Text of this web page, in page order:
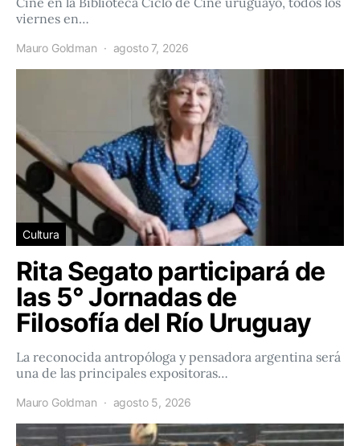
viernes en…
Mauro Goldman agosto 7, 2026
Cultura
Rita Segato participará de
las 5° Jornadas de
Filosofía del Río Uruguay
La reconocida antropóloga y pensadora argentina será
una de las principales expositoras…
Mauro Goldman agosto 5, 2026